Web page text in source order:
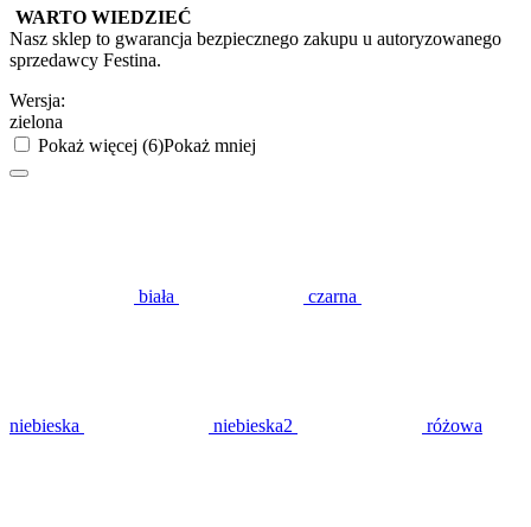
WARTO WIEDZIEĆ
Nasz sklep to gwarancja bezpiecznego zakupu u autoryzowanego
sprzedawcy Festina.
Wersja:
zielona
Pokaż więcej (6)Pokaż mniej
biała czarna
niebieska niebieska2 różowa